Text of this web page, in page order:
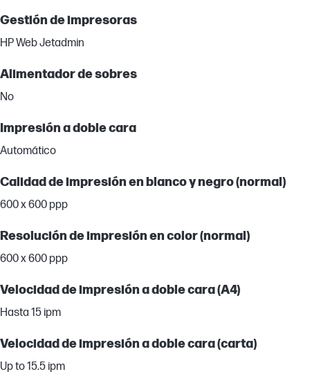
Gestión de impresoras
HP Web Jetadmin
Alimentador de sobres
No
Impresión a doble cara
Automático
Calidad de impresión en blanco y negro (normal)
600 x 600 ppp
Resolución de impresión en color (normal)
600 x 600 ppp
Velocidad de impresión a doble cara (A4)
Hasta 15 ipm
Velocidad de impresión a doble cara (carta)
Up to 15.5 ipm